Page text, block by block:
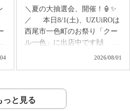
UZUiROクルーの中でも 「家
ではこれ一枚で過ごした
い！」 という声が出るほど☺️
✨ おうち時間はもちろん、
旅行やお泊まり、また 「肌触
のお誕生日の贈り物にもおす
すめです🎁 この夏、 頑張
＼夏の大抽選会、開催！🏮✨
／ 本日8/1(土)、UZUiROは
西尾市一色町のお祭り「クー
ル一色」に出店中です🙌
お祭りシーズンのワクワク
そんな思いから、 UZUiRO夏
の大抽選会を開催します🎯
2026/08/01
っと見る